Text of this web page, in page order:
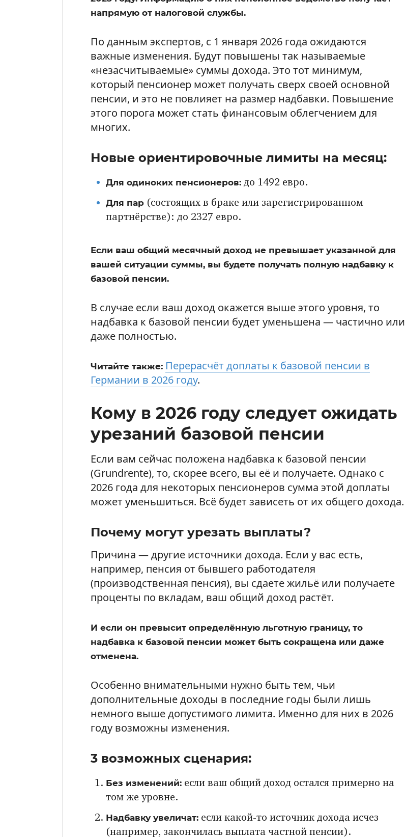
напрямую от налоговой службы.
По данным экспертов, с 1 января 2026 года ожидаются
важные изменения. Будут повышены так называемые
«незасчитываемые» суммы дохода. Это тот минимум,
который пенсионер может получать сверх своей основной
пенсии, и это не повлияет на размер надбавки. Повышение
этого порога может стать финансовым облегчением для
многих.
Новые ориентировочные лимиты на месяц:
Для одиноких пенсионеров: до 1492 евро.
Для пар (состоящих в браке или зарегистрированном
партнёрстве): до 2327 евро.
Если ваш общий месячный доход не превышает указанной для
вашей ситуации суммы, вы будете получать полную надбавку к
базовой пенсии.
В случае если ваш доход окажется выше этого уровня, то
надбавка к базовой пенсии будет уменьшена — частично или
даже полностью.
Читайте также: Перерасчёт доплаты к базовой пенсии в
Германии в 2026 году.
Кому в 2026 году следует ожидать
урезаний базовой пенсии
Если вам сейчас положена надбавка к базовой пенсии
(Grundrente), то, скорее всего, вы её и получаете. Однако с
2026 года для некоторых пенсионеров сумма этой доплаты
может уменьшиться. Всё будет зависеть от их общего дохода.
Почему могут урезать выплаты?
Причина — другие источники дохода. Если у вас есть,
например, пенсия от бывшего работодателя
(производственная пенсия), вы сдаете жильё или получаете
проценты по вкладам, ваш общий доход растёт.
И если он превысит определённую льготную границу, то
надбавка к базовой пенсии может быть сокращена или даже
отменена.
Особенно внимательными нужно быть тем, чьи
дополнительные доходы в последние годы были лишь
немного выше допустимого лимита. Именно для них в 2026
году возможны изменения.
3 возможных сценария:
Без изменений: если ваш общий доход остался примерно на
том же уровне.
Надбавку увеличат: если какой-то источник дохода исчез
(например, закончилась выплата частной пенсии).